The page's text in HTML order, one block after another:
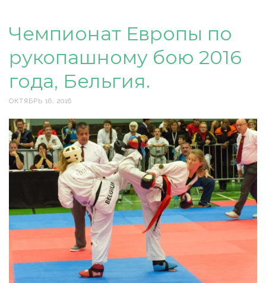
Чемпионат Европы по
рукопашному бою 2016
года, Бельгия.
ОКТЯБРЬ 16, 2016